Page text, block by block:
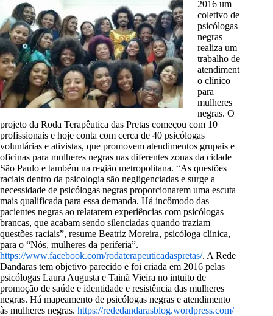
2016 um
coletivo de
psicólogas
negras
realiza um
trabalho de
atendiment
o clínico
para
mulheres
negras. O
projeto da Roda Terapêutica das Pretas começou com 10
profissionais e hoje conta com cerca de 40 psicólogas
voluntárias e ativistas, que promovem atendimentos grupais e
oficinas para mulheres negras nas diferentes zonas da cidade
São Paulo e também na região metropolitana. “As questões
raciais dentro da psicologia são negligenciadas e surge a
necessidade de psicólogas negras proporcionarem uma escuta
mais qualificada para essa demanda. Há incômodo das
pacientes negras ao relatarem experiências com psicólogas
brancas, que acabam sendo silenciadas quando traziam
questões raciais”, resume Beatriz Moreira, psicóloga clínica,
para o “Nós, mulheres da periferia”.
https://www.facebook.com/rodaterapeuticadaspretas/. A Rede
Dandaras tem objetivo parecido e foi criada em 2016 pelas
psicólogas Laura Augusta e Tainã Vieira no intuito de
promoção de saúde e identidade e resistência das mulheres
negras. Há mapeamento de psicólogas negras e atendimento
às mulheres negras. https://rededandarasblog.wordpress.com/